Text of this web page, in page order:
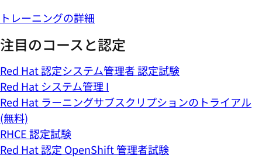
トレーニングの詳細
注目のコースと認定
Red Hat 認定システム管理者 認定試験
Red Hat システム管理 I
Red Hat ラーニングサブスクリプションのトライアル
(無料)
RHCE 認定試験
Red Hat 認定 OpenShift 管理者試験